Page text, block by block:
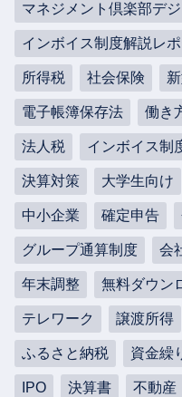
マネジメント倶楽部デ
インボイス制度解説レポ
所得税 社会保険
電子帳簿保存法 働き
法人税 インボイス制
決算対策 大学生向け
中小企業 確定申告
グループ通算制度 会
年末調整 無料ダウン
テレワーク 譲渡所得
ふるさと納税 資金繰
IPO 決算書 不動産